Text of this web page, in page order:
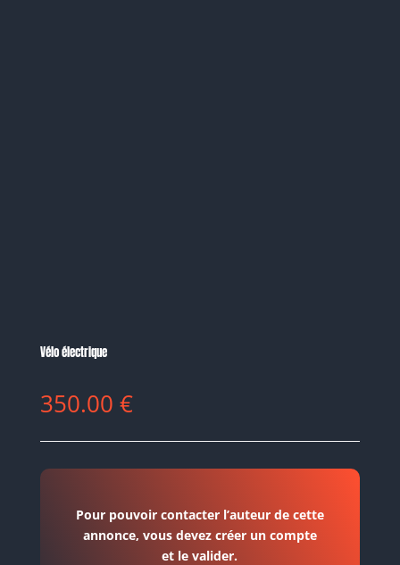
Vélo électrique
350.00 €
Pour pouvoir contacter l’auteur de cette
annonce, vous devez créer un compte
et le valider.